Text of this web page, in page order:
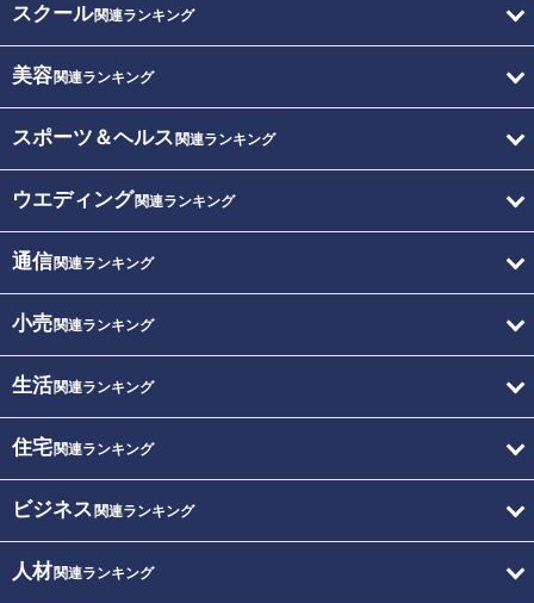
スクール関連ランキング
美容関連ランキング
スポーツ＆ヘルス 関連ランキング
ウエディング関連ランキング
通信関連ランキング
小売関連ランキング
生活関連ランキング
住宅関連ランキング
ビジネス 関連ランキング
人材関連ランキング